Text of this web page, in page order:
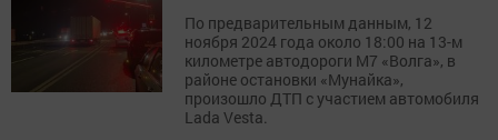
По предварительным данным, 12
ноября 2024 года около 18:00 на 13-м
километре автодороги М7 «Волга», в
районе остановки «Мунайка»,
произошло ДТП с участием автомобиля
Lada Vesta.